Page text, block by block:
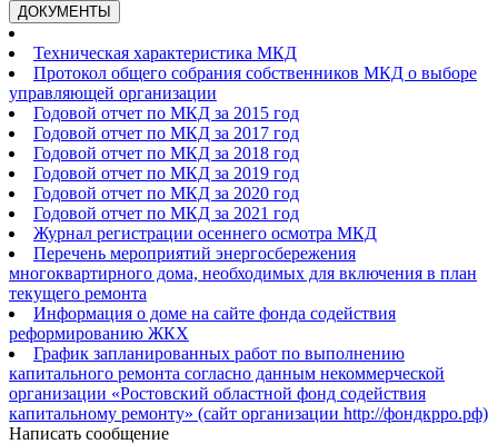
ДОКУМЕНТЫ
Техническая характеристика МКД
Протокол общего собрания собственников МКД о выборе
управляющей организации
Годовой отчет по МКД за 2015 год
Годовой отчет по МКД за 2017 год
Годовой отчет по МКД за 2018 год
Годовой отчет по МКД за 2019 год
Годовой отчет по МКД за 2020 год
Годовой отчет по МКД за 2021 год
Журнал регистрации осеннего осмотра МКД
Перечень мероприятий энергосбережения
многоквартирного дома, необходимых для включения в план
текущего ремонта
Информация о доме на сайте фонда содействия
реформированию ЖКХ
График запланированных работ по выполнению
капитального ремонта согласно данным некоммерческой
организации «Ростовский областной фонд содействия
капитальному ремонту» (сайт организации http://фондкрро.рф)
Написать сообщение